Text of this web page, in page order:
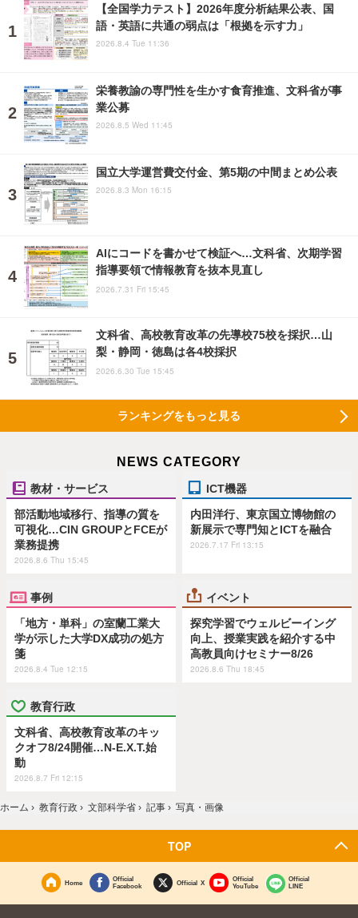
【全国学力テスト】2026年度分析結果公表、国
語・英語に共通の弱点は「根拠を示す力」
2026.8.4 Tue 11:36
栄養教諭の専門性を生かす食育推進、文科省が事
業公募
2026.8.5 Wed 11:45
国立大学運営費交付金、第5期の中間まとめ公表
2026.8.3 Mon 16:15
AIにコードを書かせて検証へ…文科省、次期学習
指導要領で情報教育を抜本見直し
2026.7.31 Fri 15:45
文科省、高校教育改革の先導校75校を採択…山
梨・静岡・徳島は各4校採択
2026.6.30 Tue 15:45
ランキングをもっと見る
NEWS CATEGORY
教材・サービス
部活動地域移行、指導の質を
可視化…CIN GROUPとFCEが
業務提携
2026.8.6 Thu 15:45
ICT機器
内田洋行、東京国立博物館の
新展示で専門知とICTを融合
2026.7.17 Fri 13:15
事例
「地方・単科」の室蘭工業大
学が示した大学DX成功の処方
箋
2026.8.4 Tue 12:15
イベント
探究学習でウェルビーイング
向上、授業実践を紹介する中
高教員向けセミナー8/26
2026.8.6 Thu 18:45
教育行政
文科省、高校教育改革のキッ
クオフ8/24開催…N-E.X.T.始
動
2026.8.7 Fri 12:15
ホーム › 教育行政 › 文部科学省 › 記事 › 写真・画像
TOP
Home
Official
Facebook
Official X
Official
YouTube
Official
LINE